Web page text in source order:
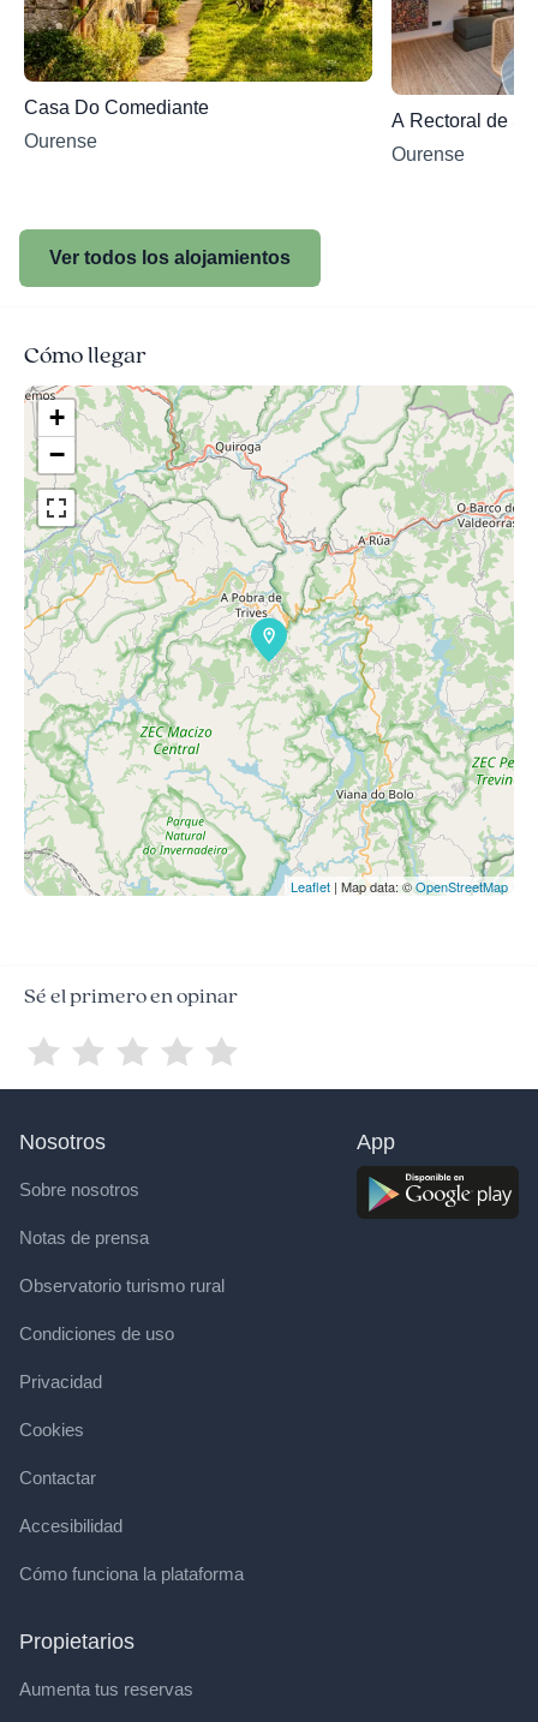
Casa Do Comediante
Ourense
A Rectoral de
Ourense
Ver todos los alojamientos
Cómo llegar
+
−
Leaflet | Map data: ©OpenStreetMap
Sé el primero en opinar
Nosotros
Sobre nosotros
Notas de prensa
Observatorio turismo rural
Condiciones de uso
Privacidad
Cookies
Contactar
Accesibilidad
Cómo funciona la plataforma
Propietarios
Aumenta tus reservas
App